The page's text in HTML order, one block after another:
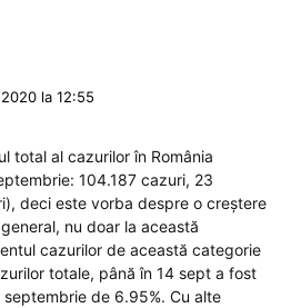
la 12:55
total al cazurilor în România
104.187 cazuri, 23
deci este vorba despre o creștere
nu doar la această
cazurilor de această categorie
totale, până în 14 sept a fost
de 6.95%. Cu alte